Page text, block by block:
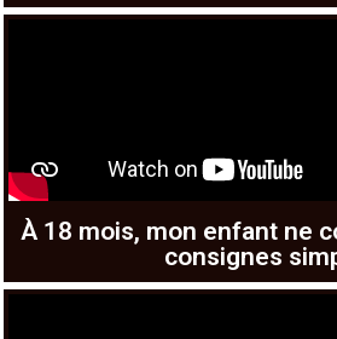
À 18 mois, mon enfant ne
consignes